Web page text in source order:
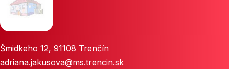
Šmidkeho 12, 91108 Trenčín
adriana.jakusova@ms.trencin.sk